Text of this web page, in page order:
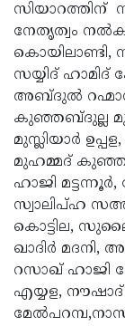
സിയാറത്തിന്
നേതൃത്വം
സയ്യിദ്
അബ്ദുല്‍
കുഞ്ഞബ്ദുല്ല
മുസ്ലിയാര്‍
മുഹമ്മദ്
ഹാജി
സ്വാലിപ്ഹ
കൊട്ടില,
ഖാദിര്‍
റസാഖ് ഹാജി
എയ്യള,